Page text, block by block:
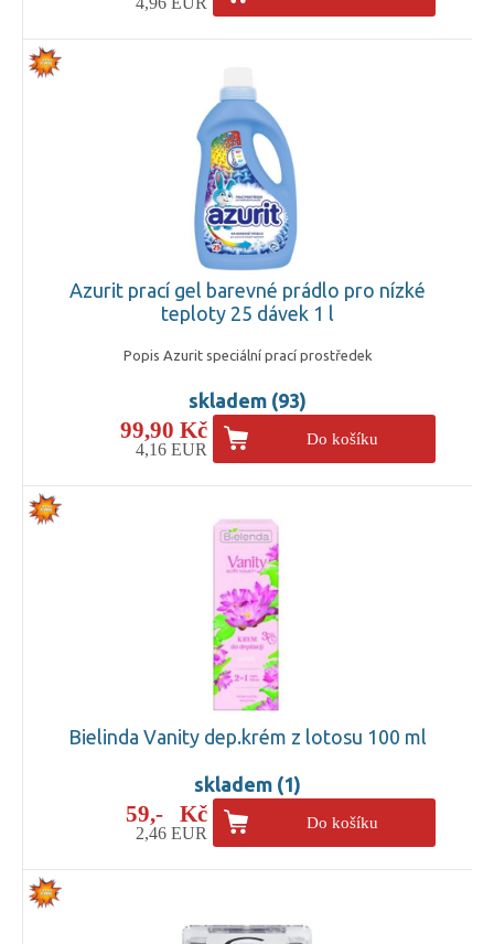
Azurit prací gel barevné prádlo pro nízké
teploty 25 dávek 1 l
Popis Azurit speciální prací prostředek
skladem (93)
99,90 Kč
4,16 EUR
Do košíku
Bielinda Vanity dep.krém z lotosu 100 ml
skladem (1)
59,- Kč
2,46 EUR
Do košíku